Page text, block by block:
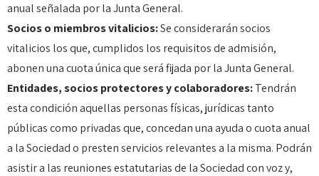
anual señalada por la Junta General.
Socios o miembros vitalicios:Se considerarán socios
vitalicios los que, cumplidos los requisitos de admisión,
abonen una cuota única que será fijada por la Junta General.
Entidades, socios protectores y colaboradores:Tendrán
esta condición aquellas personas físicas, jurídicas tanto
públicas como privadas que, concedan una ayuda o cuota anual
a la Sociedad o presten servicios relevantes a la misma. Podrán
asistir a las reuniones estatutarias de la Sociedad con voz y,